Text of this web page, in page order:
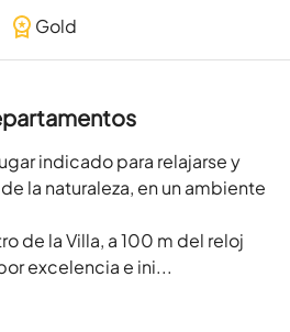
Gold
indicado para relajarse y
la naturaleza, en un ambiente
de la Villa, a 100 m del reloj
excelencia e ini...